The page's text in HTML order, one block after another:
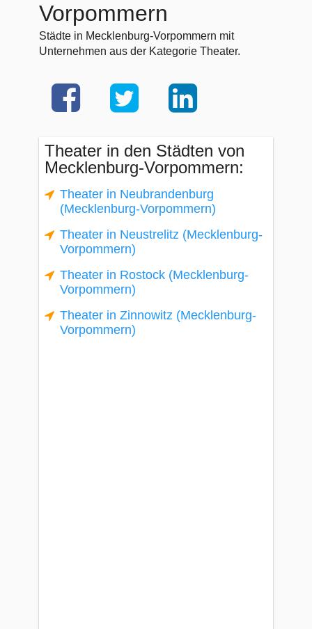
Vorpommern
Städte in Mecklenburg-Vorpommern mit
Unternehmen aus der Kategorie Theater.
Theater in den Städten von
Mecklenburg-Vorpommern:
Theater in Neubrandenburg
(Mecklenburg-Vorpommern)
Theater in Neustrelitz (Mecklenburg-
Vorpommern)
Theater in Rostock (Mecklenburg-
Vorpommern)
Theater in Zinnowitz (Mecklenburg-
Vorpommern)